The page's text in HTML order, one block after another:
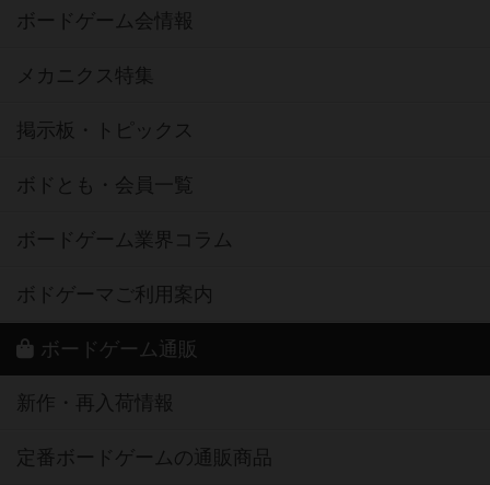
ボードゲーム会情報
メカニクス特集
掲示板・トピックス
ボドとも・会員一覧
ボードゲーム業界コラム
ボドゲーマご利用案内
ボードゲーム通販
新作・再入荷情報
定番ボードゲームの通販商品